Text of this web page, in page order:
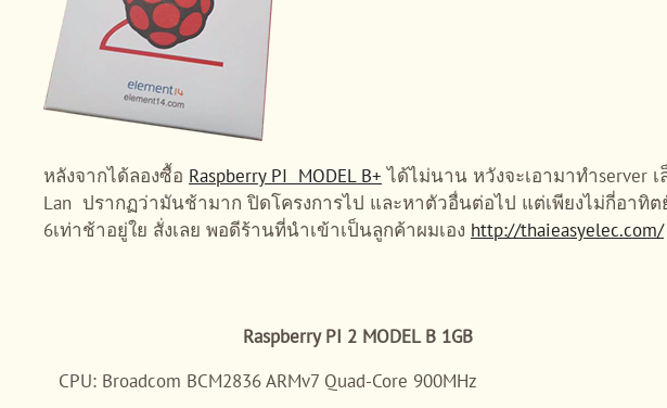
หลังจากได้ลองซื้อ Raspberry PI MODEL B+ ได้ไม่นาน หวังจะเอามาทำserver
Lan ปรากฏว่ามันช้ามาก ปิดโครงการไป และหาตัวอื่นต่อไป แต่เพียงไม่กี่อาทิตย์
6เท่าช้าอยู่ใย สั่งเลย พอดีร้านที่นำเข้าเป็นลูกค้าผมเอง http://thaieasyelec.com/
Raspberry PI 2 MODEL B 1GB
CPU: Broadcom BCM2836 ARMv7 Quad-Core 900MHz